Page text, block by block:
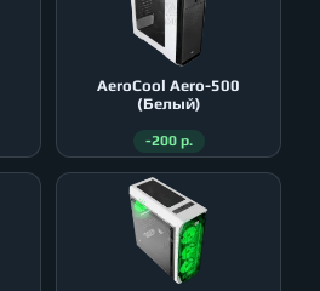
AeroСool Aero-500
(Белый)
-200 р.